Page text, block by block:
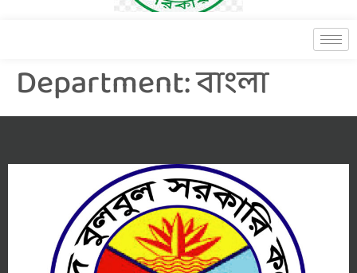
Department:বাংলা